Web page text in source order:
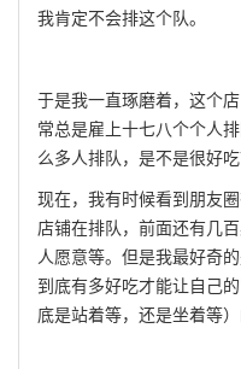
我肯定不会排这个队。
于是我一直琢磨着，这个
常总是雇上十七八个个人
么多人排队，是不是很好
现在，我有时候看到朋友
店铺在排队，前面还有几
人愿意等。但是我最好奇
到底有多好吃才能让自己
底是站着等，还是坐着等）